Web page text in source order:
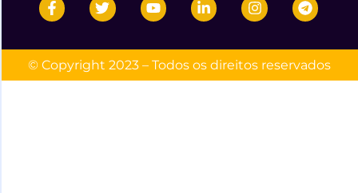
© Copyright 2023 – Todos os direitos reservados